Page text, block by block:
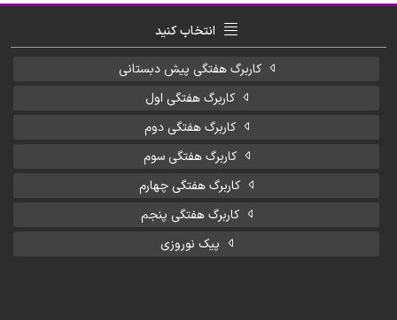
انتخاب کنید
کاربرگ هفتگی پیش دبستانی
کاربرگ هفتگی اول
کاربرگ هفتگی دوم
کاربرگ هفتگی سوم
کاربرگ هفتگی چهارم
کاربرگ هفتگی پنجم
پیک نوروزی